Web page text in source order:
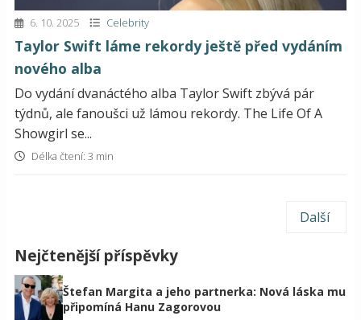
6. 10. 2025 Celebrity
Taylor Swift láme rekordy ještě před vydáním
nového alba
Do vydání dvanáctého alba Taylor Swift zbývá pár
týdnů, ale fanoušci už lámou rekordy. The Life Of A
Showgirl se...
Délka čtení: 3 min
Další
Nejčtenější příspěvky
Štefan Margita a jeho partnerka: Nová láska mu
připomíná Hanu Zagorovou